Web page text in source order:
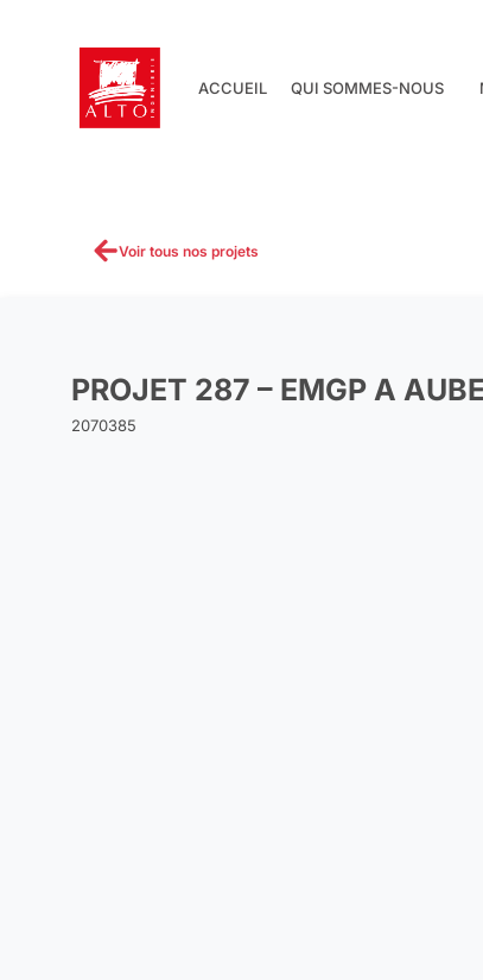
ACCUEIL QUI SOMMES-NOUS
Voir tous nos projets
PROJET 287 – EMGP A
2070385